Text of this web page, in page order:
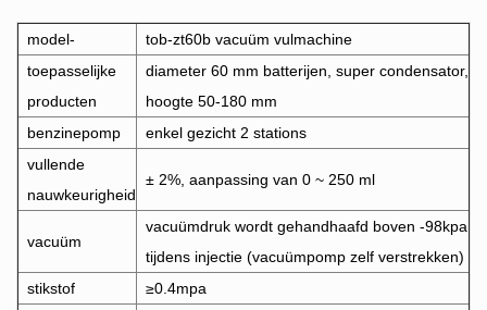
model-
tob-zt60b vacuüm vulmachine
toepasselijke
producten
diameter 60 mm batterijen, super condensator,
hoogte 50-180 mm
benzinepomp
enkel gezicht 2 stations
vullende
nauwkeurigheid
± 2%, aanpassing van 0 ~ 250 ml
vacuüm
vacuümdruk wordt gehandhaafd boven -98kpa
tijdens injectie (vacuümpomp zelf verstrekken)
stikstof
≥0.4mpa